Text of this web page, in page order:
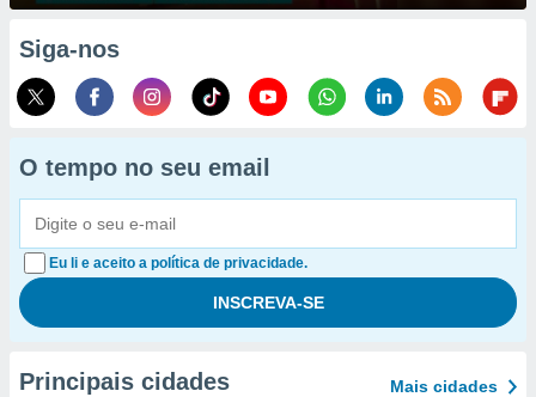
Siga-nos
O tempo no seu email
Eu li e aceito a política de privacidade.
Principais cidades Mais cidades